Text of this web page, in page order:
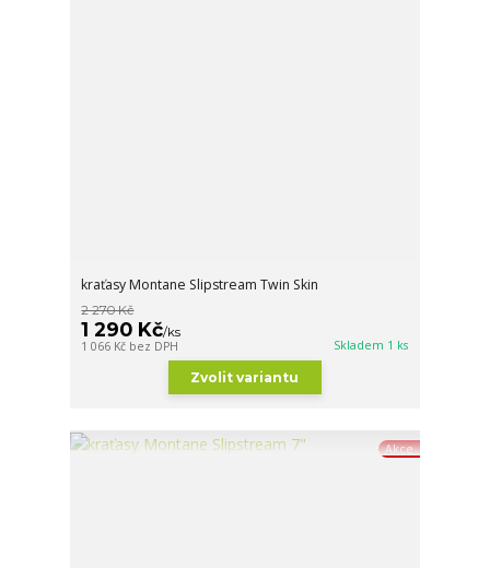
kraťasy Montane Slipstream Twin Skin
2 270 Kč
1 290 Kč/ks
1 066 Kč bez DPH Skladem 1 ks
Zvolit variantu
Akce